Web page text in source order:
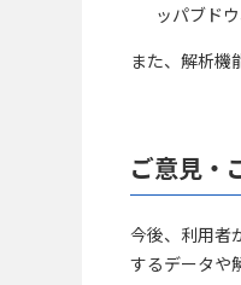
ッパブド
また、解析機
ご意見・
今後、利用者
するデータや